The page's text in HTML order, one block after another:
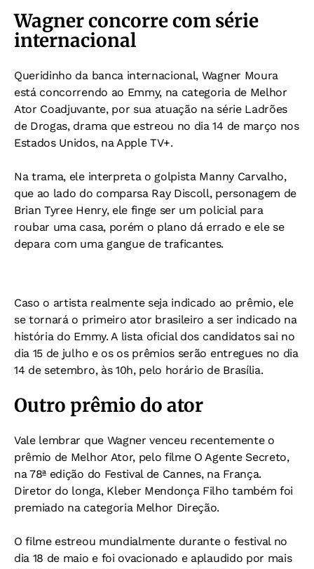
Wagner concorre com série
internacional
Queridinho da banca internacional, Wagner Moura
está concorrendo ao Emmy, na categoria de Melhor
Ator Coadjuvante, por sua atuação na série Ladrões
de Drogas, drama que estreou no dia 14 de março nos
Estados Unidos, na Apple TV+.
Na trama, ele interpreta o golpista Manny Carvalho,
que ao lado do comparsa Ray Discoll, personagem de
Brian Tyree Henry, ele finge ser um policial para
roubar uma casa, porém o plano dá errado e ele se
depara com uma gangue de traficantes.
Caso o artista realmente seja indicado ao prêmio, ele
se tornará o primeiro ator brasileiro a ser indicado na
história do Emmy. A lista oficial dos candidatos sai no
dia 15 de julho e os os prêmios serão entregues no dia
14 de setembro, às 10h, pelo horário de Brasília.
Outro prêmio do ator
Vale lembrar que Wagner venceu recentemente o
prêmio de Melhor Ator, pelo filme O Agente Secreto,
na 78ª edição do Festival de Cannes, na França.
Diretor do longa, Kleber Mendonça Filho também foi
premiado na categoria Melhor Direção.
O filme estreou mundialmente durante o festival no
dia 18 de maio e foi ovacionado e aplaudido por mais